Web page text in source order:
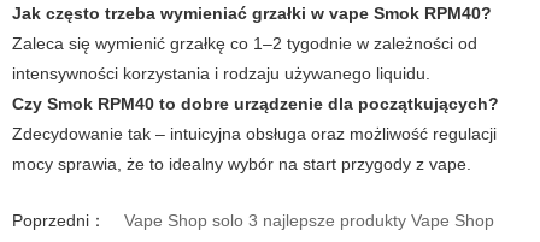
Jak często trzeba wymieniać grzałki w vape Smok RPM40?
Zaleca się wymienić grzałkę co 1–2 tygodnie w zależności od
intensywności korzystania i rodzaju używanego liquidu.
Czy Smok RPM40 to dobre urządzenie dla początkujących?
Zdecydowanie tak – intuicyjna obsługa oraz możliwość regulacji
mocy sprawia, że to idealny wybór na start przygody z vape.
Poprzedni：
Vape Shop solo 3 najlepsze produkty Vape Shop